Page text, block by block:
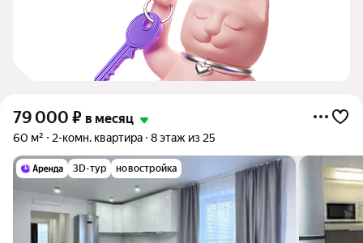
79 000 ₽ в месяц
60 м² 2-комн. квартира 8 этаж из 25
3D-тур новостройка